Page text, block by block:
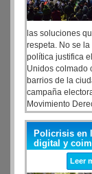
las soluciones
respeta. No se
política justifica
Unidos colmado
barrios de la
campaña
Movimiento
Policrisis en
digital y
Leer